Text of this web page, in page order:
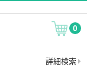
0
詳細検索